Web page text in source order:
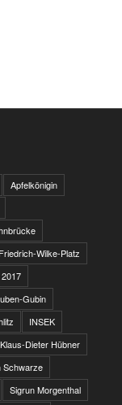
Apfelkönigin
Friedrich-Wilke-Platz
Gubin
INSEK
Klaus-Dieter Hübner
Schwarze
Sigrun Morgenthal